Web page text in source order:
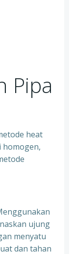
Pipa
heat
homogen,
ujung
menyatu
dan tahan